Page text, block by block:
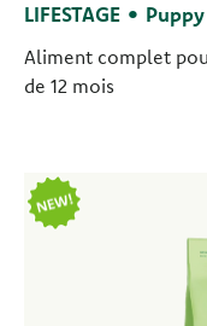
LIFESTAGE •
Aliment complet
de 12 mois